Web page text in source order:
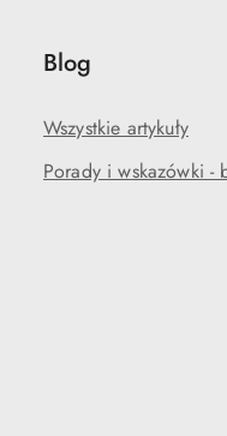
Blog
Wszystkie artykuły
Porady i wskazówki -